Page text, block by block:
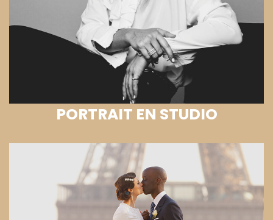
PORTRAIT EN STUDIO